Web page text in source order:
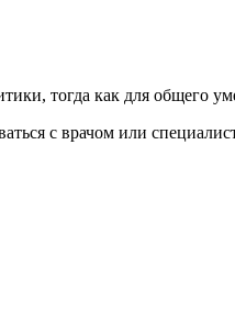
тогда как для общего
с врачом или